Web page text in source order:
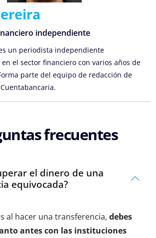
independiente
un periodista independiente
el sector financiero con varios años de
parte del equipo de redacción de
frecuentes
el dinero de una
equivocada?
al hacer una transferencia, debes
antes con las instituciones